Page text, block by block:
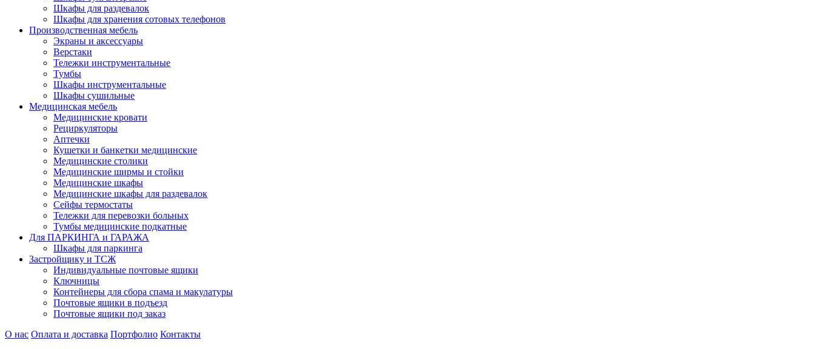
Шкафы для раздевалок
Шкафы для хранения сотовых телефонов
Производственная мебель
Экраны и аксессуары
Верстаки
Тележки инструментальные
Тумбы
Шкафы инструментальные
Шкафы сушильные
Медицинская мебель
Медицинские кровати
Рециркуляторы
Аптечки
Кушетки и банкетки медицинские
Медицинские столики
Медицинские ширмы и стойки
Медицинские шкафы
Медицинские шкафы для раздевалок
Сейфы термостаты
Тележки для перевозки больных
Тумбы медицинские подкатные
Для ПАРКИНГА и ГАРАЖА
Шкафы для паркинга
Застройщику и ТСЖ
Индивидуальные почтовые ящики
Ключницы
Контейнеры для сбора спама и макулатуры
Почтовые ящики в подъезд
Почтовые ящики под заказ
О нас Оплата и доставка Портфолио Контакты